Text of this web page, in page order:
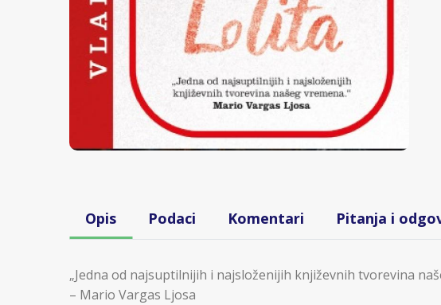
Opis Podaci Komentari Pitanja i
„Jedna od najsuptilnijih i najsloženijih književnih tvorevina
– Mario Vargas Ljosa